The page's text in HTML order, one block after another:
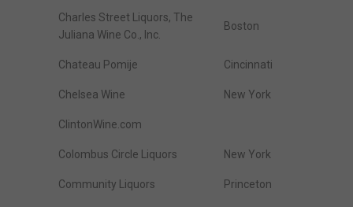
Charles Street Liquors, The
Juliana Wine Co., Inc.
Boston
Chateau Pomije Cincinnati
Chelsea Wine New York
ClintonWine.com
Colombus Circle Liquors New York
Community Liquors Princeton